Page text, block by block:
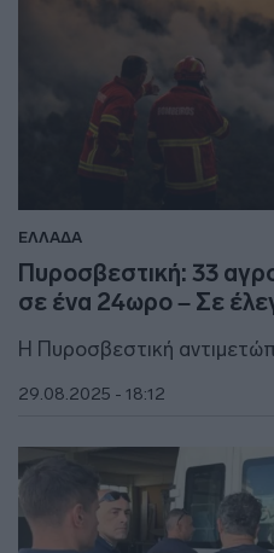
ΕΛΛΑΔΑ
Πυροσβεστική: 33
σε ένα 24ωρο – Σε
Η Πυροσβεστική
29.08.2025 - 18:12